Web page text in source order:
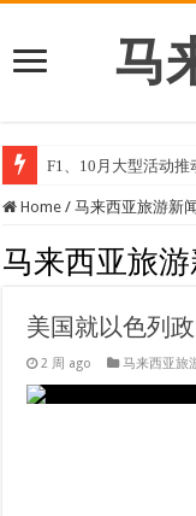
马
F1、10月大型活动
Home / 马来西亚旅游新
马来西亚旅游
美国就以色列
2 周 ago 马来西亚旅